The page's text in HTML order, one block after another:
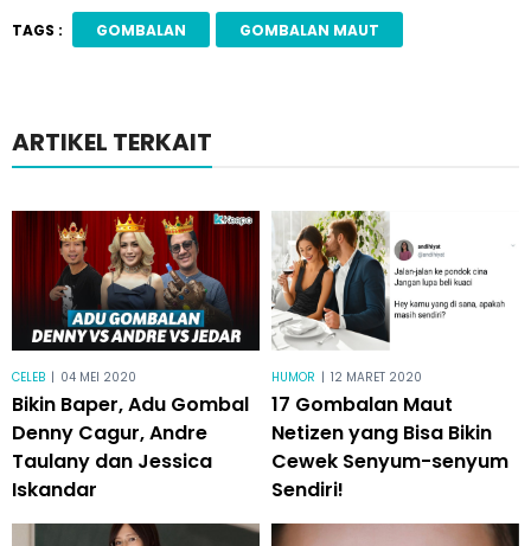
TAGS : GOMBALAN GOMBALAN MAUT
ARTIKEL TERKAIT
CELEB | 04 MEI 2020
Bikin Baper, Adu Gombal
Denny Cagur, Andre
Taulany dan Jessica
Iskandar
HUMOR | 12 MARET 2020
17 Gombalan Maut
Netizen yang Bisa Bikin
Cewek Senyum-senyum
Sendiri!